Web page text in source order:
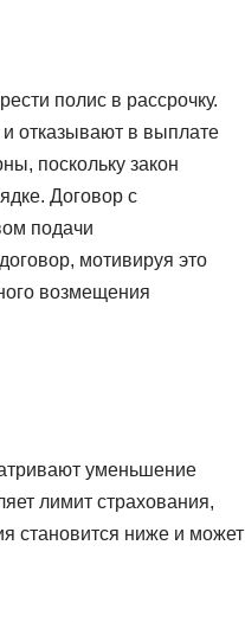
полис в рассрочку.
отказывают в выплате
поскольку закон
Договор с
подачи
мотивируя это
возмещения
уменьшение
лимит страхования,
становится ниже и может